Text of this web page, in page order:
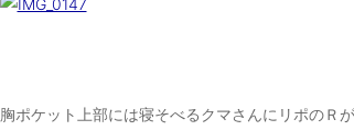
胸ポケット上部には寝そべるクマさんにリポのＲ